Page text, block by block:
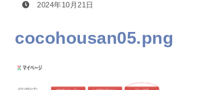
2024年10月21日
cocohousan05.png